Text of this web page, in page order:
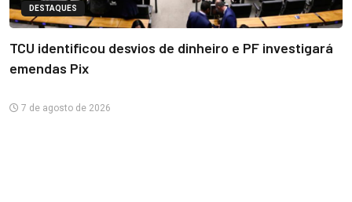
DESTAQUES
TCU identificou desvios de dinheiro e PF investigará
emendas Pix
7 de agosto de 2026